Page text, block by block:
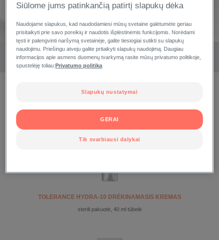
natūralius odos drėgmės resursus ir apsaugoti natūralią odos
mikrobiomą.
TEKSTŪRA : VISOS TEKSTŪROS
TOLERANCE HYDRA-10 DRĖKINAMASIS KREMAS
sterili pakuotė, 40 ml tūbelė
Siūlome jums patinkančią patirtį slapukų dėka
Naudojame slapukus, kad naudodamiesi mūsų svetaine galėtumėte geriau
prisitaikyti prie savo poreikių ir naudotis išplėstinėmis funkcijomis. Norėdami
tęsti ir palengvinti naršymą svetainėje, galite tiesiogiai sutikti su slapukų
naudojimu. Priešingu atveju galite pritaikyti slapukų naudojimą. Daugiau
informacijos apie asmens duomenų tvarkymą rasite mūsų privatumo politikoje,
spustelėję toliau:Privatumo politika
Slapukų nustatymai
Tik svarbiausi dalykai
GERAI